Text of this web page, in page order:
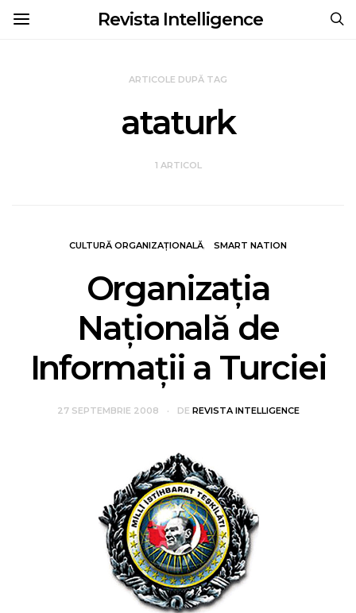
Revista Intelligence
ARTICOLE DUPĂ TAG
ataturk
1 ARTICOL
CULTURĂ ORGANIZAȚIONALĂ SMART NATION
Organizația
Națională de
Informații a Turciei
27 SEPTEMBRIE 2008 DE REVISTA INTELLIGENCE